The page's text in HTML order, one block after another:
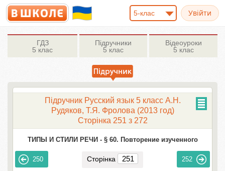
5-клас
ГДЗ
5 клас
Підручники
5 клас
Відеоуроки
5 клас
Підручник Русский язык 5 класс А.Н.
Рудяков, Т.Я. Фролова (2013 год)
Сторінка 251 з 272
ТИПЫ И СТИЛИ РЕЧИ - § 60. Повторение изученного
250 Сторінка 252